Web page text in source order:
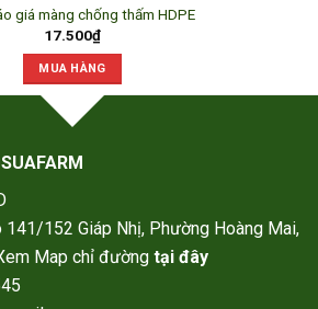
giá màng chống thấm HDPE
17.500₫
MUA HÀNG
152 Giáp Nhị, Phường Hoàng Mai,
Map chỉ đường tại đây